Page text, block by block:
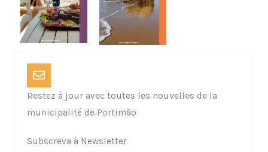
Restez à jour avec toutes les nouvelles de la
municipalité de Portimão
Subscreva à Newsletter